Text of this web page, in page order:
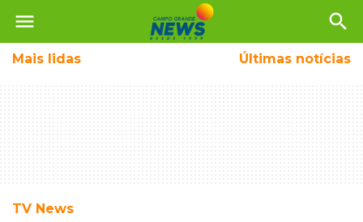
menu search
Mais lidas Últimas notícias
TV News